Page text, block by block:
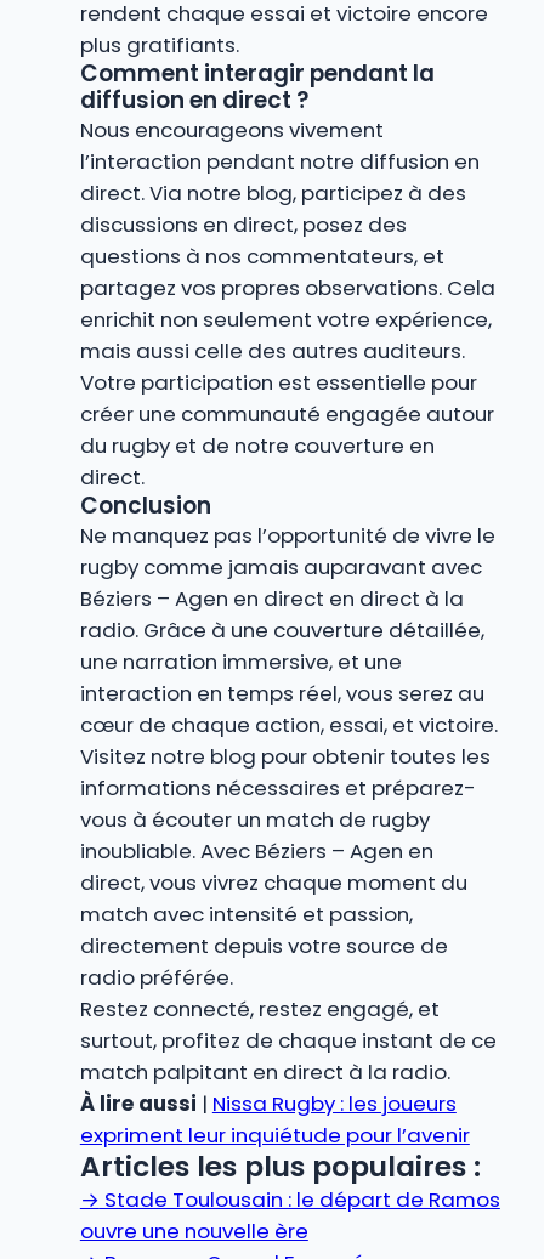
rendent chaque essai et victoire encore
plus gratifiants.
Comment interagir pendant la
diffusion en direct ?
Nous encourageons vivement
l’interaction pendant notre diffusion en
direct. Via notre blog, participez à des
discussions en direct, posez des
questions à nos commentateurs, et
partagez vos propres observations. Cela
enrichit non seulement votre expérience,
mais aussi celle des autres auditeurs.
Votre participation est essentielle pour
créer une communauté engagée autour
du rugby et de notre couverture en
direct.
Conclusion
Ne manquez pas l’opportunité de vivre le
rugby comme jamais auparavant avec
Béziers – Agen en direct en direct à la
radio. Grâce à une couverture détaillée,
une narration immersive, et une
interaction en temps réel, vous serez au
cœur de chaque action, essai, et victoire.
Visitez notre blog pour obtenir toutes les
informations nécessaires et préparez-
vous à écouter un match de rugby
inoubliable. Avec Béziers – Agen en
direct, vous vivrez chaque moment du
match avec intensité et passion,
directement depuis votre source de
radio préférée.
Restez connecté, restez engagé, et
surtout, profitez de chaque instant de ce
match palpitant en direct à la radio.
À lire aussi | Nissa Rugby : les joueurs
expriment leur inquiétude pour l’avenir
Articles les plus populaires :
→ Stade Toulousain : le départ de Ramos
ouvre une nouvelle ère